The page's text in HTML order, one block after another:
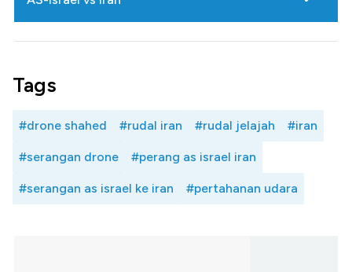
Tags
#drone shahed #rudal iran #rudal jelajah #iran
#serangan drone #perang as israel iran
#serangan as israel ke iran #pertahanan udara